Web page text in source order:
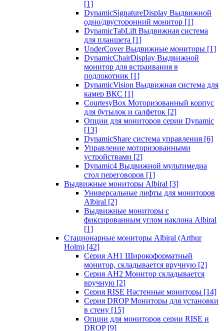
[1]
DynamicSignatureDisplay Выдвижной
одно/двусторонний монитор [1]
DynamicTabLift Выдвижная система
для планшета [1]
UnderCover Выдвижные мониторы [1]
DynamicChairDisplay Выдвижной
монитор для встраивания в
подлокотник [1]
DynamicVision Выдвижная система для
камер ВКС [1]
CourtesyBox Моторизованный корпус
для бутылок и салфеток [2]
Опции для мониторов серии Dynamic
[13]
DynamicShare система управления [6]
Управление моторизованными
устройствами [2]
Dynamic4 Выдвижной мультимедиа
стол переговоров [1]
Выдвижные мониторы Albiral [3]
Универсальные лифты для мониторов
Albiral [2]
Выдвижные мониторы с
фиксированным углом наклона Albiral
[1]
Стационарные мониторы Albiral (Arthur
Holm) [42]
Серия AH1 Широкоформатный
монитор, складывается вручную [2]
Серия AH2 Монитор складывается
вручную [2]
Серия RISE Настенные мониторы [14]
Серия DROP Мониторы для установки
в стену [15]
Опции для мониторов серии RISE и
DROP [9]